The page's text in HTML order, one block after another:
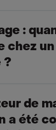
:
chez
?
de
a été